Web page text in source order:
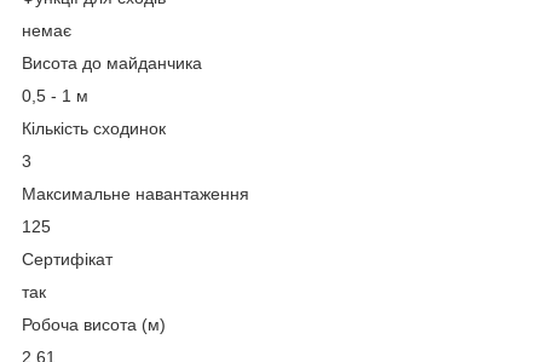
немає
Висота до майданчика
0,5 - 1 м
Кількість сходинок
3
Максимальне навантаження
125
Сертифікат
так
Робоча висота (м)
2,61